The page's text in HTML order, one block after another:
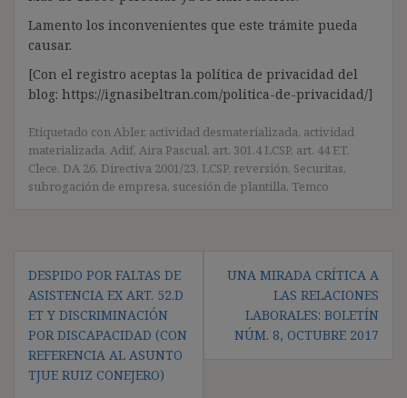
Lamento los inconvenientes que este trámite pueda
causar.
[Con el registro aceptas la política de privacidad del
blog: https://ignasibeltran.com/politica-de-privacidad/]
Etiquetado con Abler, actividad desmaterializada, actividad
materializada, Adif, Aira Pascual, art. 301.4 LCSP, art. 44 ET,
Clece, DA 26, Directiva 2001/23, LCSP, reversión, Securitas,
subrogación de empresa, sucesión de plantilla, Temco
de
entradas
DESPIDO POR FALTAS DE
ASISTENCIA EX ART. 52.D
ET Y DISCRIMINACIÓN
POR DISCAPACIDAD (CON
REFERENCIA AL ASUNTO
TJUE RUIZ CONEJERO)
UNA MIRADA CRÍTICA A
LAS RELACIONES
LABORALES: BOLETÍN
NÚM. 8, OCTUBRE 2017